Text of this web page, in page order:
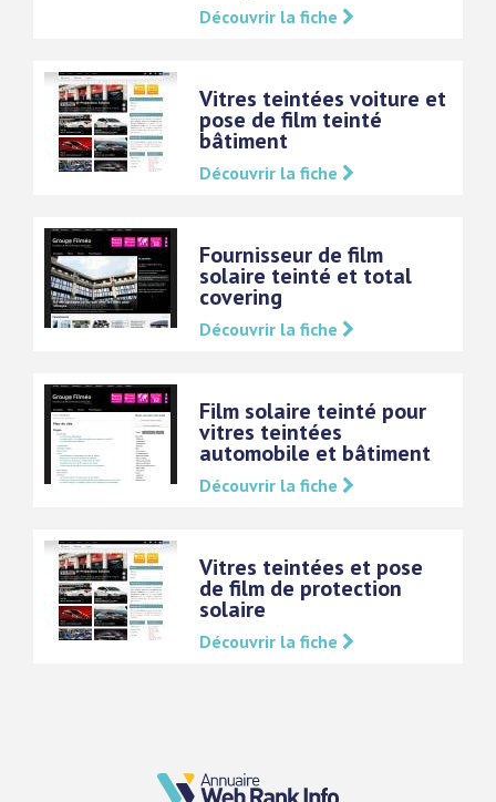
Découvrir la fiche
Vitres teintées voiture et
pose de film teinté
bâtiment
Découvrir la fiche
Fournisseur de film
solaire teinté et total
covering
Découvrir la fiche
Film solaire teinté pour
vitres teintées
automobile et bâtiment
Découvrir la fiche
Vitres teintées et pose
de film de protection
solaire
Découvrir la fiche